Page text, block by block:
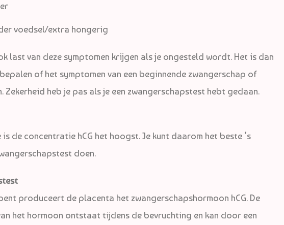
voedsel/extra hongerig
last van deze symptomen krijgen als je ongesteld wordt. Het is dan
of het symptomen van een beginnende zwangerschap of
Zekerheid heb je pas als je een zwangerschapstest hebt gedaan.
de concentratie hCG het hoogst. Je kunt daarom het beste ’s
doen.
produceert de placenta het zwangerschapshormoon hCG. De
het hormoon ontstaat tijdens de bevruchting en kan door een